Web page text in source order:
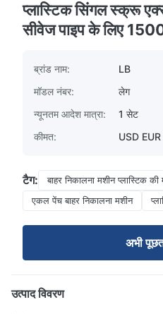
प्लास्टिक सिंगल स्क्रू
सीवेज पाइप के लिए
ब्रांड नाम:
LB
मॉडल नंबर:
लेग
न्यूनतम आदेश मात्रा:
1 सेट
कीमत:
USD EUR
टैग:
बाहर निकालना मशीन प्लास्टिक की
एकल पेंच बाहर निकालना मशीन
अभी
उत्पाद विवरण